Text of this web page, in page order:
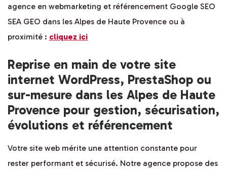
agence en webmarketing et référencement Google SEO
SEA GEO dans les Alpes de Haute Provence ou à
proximité : cliquez ici
Reprise en main de votre site
internet WordPress, PrestaShop ou
sur-mesure dans les Alpes de Haute
Provence pour gestion, sécurisation,
évolutions et référencement
Votre site web mérite une attention constante pour
rester performant et sécurisé. Notre agence propose des